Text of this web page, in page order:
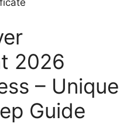
2026
– Unique
Guide